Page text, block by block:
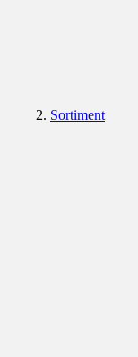
Sortiment